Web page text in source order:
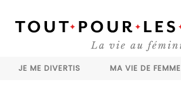
JE ME DIVERTIS MA VIE DE FEMME